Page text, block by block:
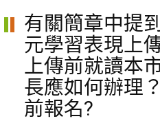
有關簡章中提
元學習表現上
上傳前就讀本
長應如何辦理
前報名?